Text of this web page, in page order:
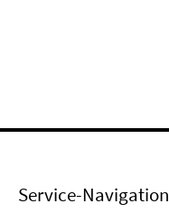
Service-Navigation